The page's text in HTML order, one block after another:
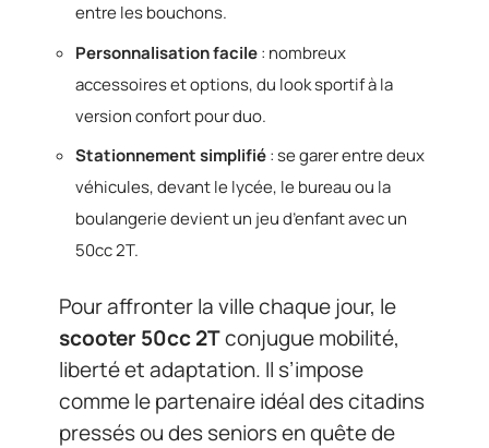
entre les bouchons.
Personnalisation facile: nombreux
accessoires et options, du look sportif à la
version confort pour duo.
Stationnement simplifié: se garer entre deux
véhicules, devant le lycée, le bureau ou la
boulangerie devient un jeu d’enfant avec un
50cc 2T.
Pour affronter la ville chaque jour, le
scooter 50cc 2Tconjugue mobilité,
liberté et adaptation. Il s’impose
comme le partenaire idéal des citadins
pressés ou des seniors en quête de